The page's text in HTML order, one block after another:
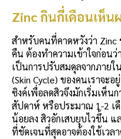
Zinc กินกี่เดือนเห็น
สำหรับคนที่คาดหวังว่า Zinc
คืน ต้องทำความเข้าใจก่อนว่
เป็นการปรับสมดุลจากภายใ
(Skin Cycle) ของคนเราจะ
ซิงค์เพื่อลดสิวจึงมักเริ่มเห็น
สัปดาห์ หรือประมาณ 1-2 เ
น้อยลง สิวอักเสบยุบไวขึ้น
ที่ชัดเจนที่สุดอาจต้องใช้เวล